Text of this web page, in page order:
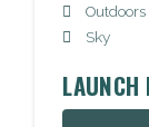
Outdoors
Sky
LAUNCH